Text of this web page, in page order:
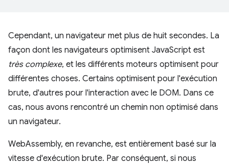
Cependant, un navigateur met plus de huit secondes. La
façon dont les navigateurs optimisent JavaScript est
très complexe, et les différents moteurs optimisent pour
différentes choses. Certains optimisent pour l'exécution
brute, d'autres pour l'interaction avec le DOM. Dans ce
cas, nous avons rencontré un chemin non optimisé dans
un navigateur.
WebAssembly, en revanche, est entièrement basé sur la
vitesse d'exécution brute. Par conséquent, si nous